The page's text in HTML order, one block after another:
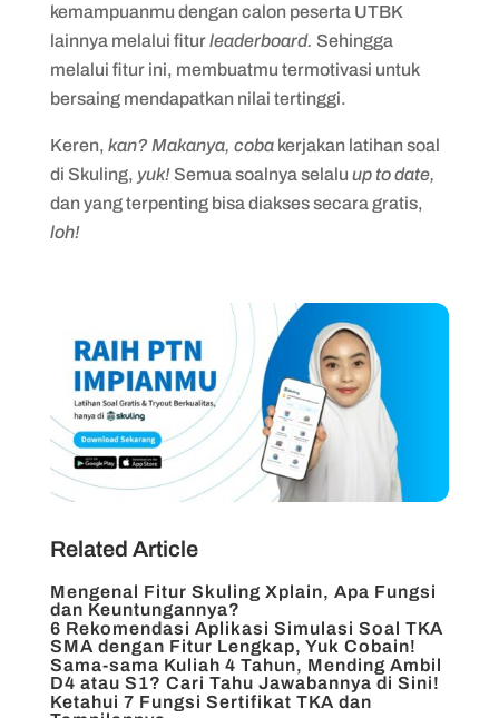
kemampuanmu dengan calon peserta UTBK
lainnya melalui fiturleaderboard. Sehingga
melalui fitur ini, membuatmu termotivasi untuk
bersaing mendapatkan nilai tertinggi.
Keren, kan? Makanya, cobakerjakan latihan soal
di Skuling, yuk! Semua soalnya selalu up to date,
dan yang terpenting bisa diakses secara gratis,
loh!
Related Article
Mengenal Fitur Skuling Xplain, Apa Fungsi
dan Keuntungannya?
6 Rekomendasi Aplikasi Simulasi Soal TKA
SMA dengan Fitur Lengkap, Yuk Cobain!
Sama-sama Kuliah 4 Tahun, Mending Ambil
D4 atau S1? Cari Tahu Jawabannya di Sini!
Ketahui 7 Fungsi Sertifikat TKA dan